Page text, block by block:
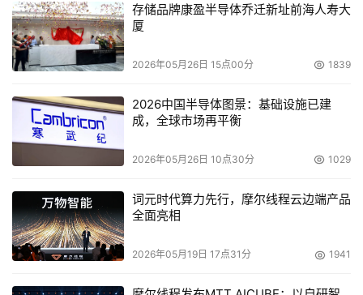
在单芯片内实现64Gb至512Gb的容量，相比目前0a节点的
48Gb 2D DRAM，存储密度能提升10倍以上。这对AI模型
训练、大数据处理等场景具有极大吸引力。
3D X-DRAM还特别针对AI、HPC等领域做出多项优化，比
如，3D X-DRAM 用于高带宽内存（HBM），由于其更宽
的总线宽度，它将具有更高的带宽。HBM3e支持1K比特位
的总线宽度，预计2026年HBM4将达到2K位。相比之下，
3D X-DRAM 独特的阵列结构以及支持混合键合技术，能将
总线宽度扩展至4K比特位以上，最高可达32K比特位，带宽
提升高达16倍，同时显著降低功耗和发热量，使其成为人工
智能应用的变革性技术。
存储品牌康盈半导体乔迁新址前海人寿大
厦
2026年05月26日 15点00分 1839
2026中国半导体图景：基础设施已建
成，全球市场再平衡
2026年05月26日 10点30分 1029
词元时代算力先行，摩尔线程云边端产品
全面亮相
2026年05月19日 17点31分 1941